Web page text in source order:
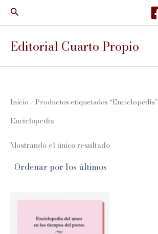
Buscar
Editorial Cuarto Propio
Inicio / Productos etiquetados “Enciclopedia”
Enciclopedia
Mostrando el único resultado